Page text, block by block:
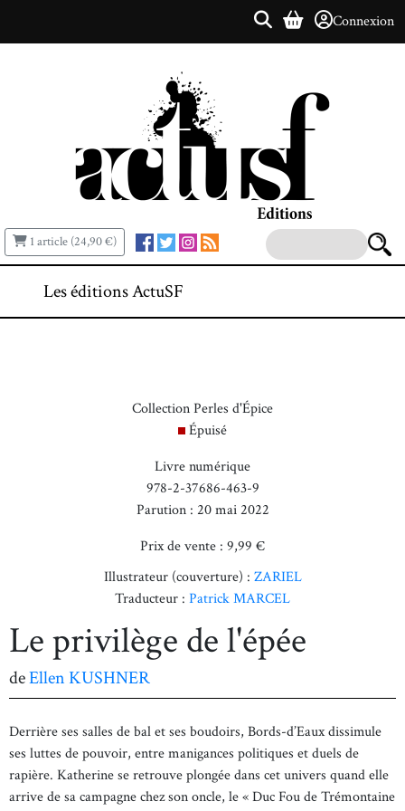
Connexion
1 article (24,90 €)
Les éditions ActuSF
Collection Perles d'Épice
Épuisé
Livre numérique
978-2-37686-463-9
Parution : 20 mai 2022
Prix de vente : 9,99 €
Illustrateur (couverture) : ZARIEL
Traducteur : Patrick MARCEL
Le privilège de l'épée
deEllen KUSHNER
Derrière ses salles de bal et ses boudoirs, Bords-d’Eaux dissimule
ses luttes de pouvoir, entre manigances politiques et duels de
rapière. Katherine se retrouve plongée dans cet univers quand elle
arrive de sa campagne chez son oncle, le « Duc Fou de Trémontaine